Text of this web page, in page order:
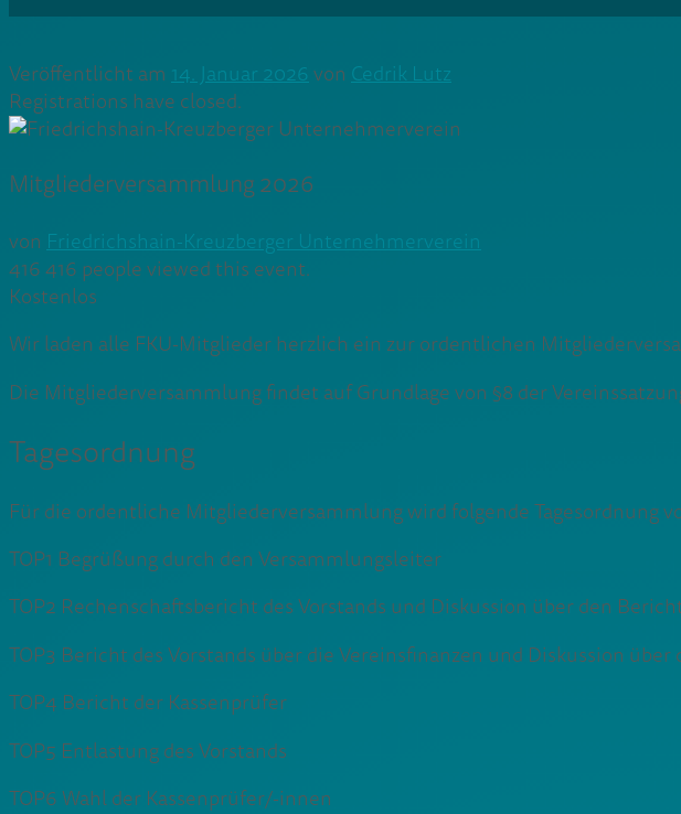
Veröffentlicht am 14. Januar 2026 von Cedrik Lutz
Registrations have closed.
Mitgliederversammlung 2026
von Friedrichshain-Kreuzberger Unternehmerverein
416 416 people viewed this event.
Kostenlos
Wir laden alle FKU-Mitglieder herzlich ein zur ordentlichen
Die Mitgliederversammlung findet auf Grundlage von §8 der
Tagesordnung
Für die ordentliche Mitgliederversammlung wird folgende Tagesordnung
TOP1 Begrüßung durch den Versammlungsleiter
TOP2 Rechenschaftsbericht des Vorstands und Diskussion über den
TOP3 Bericht des Vorstands über die Vereinsfinanzen und Diskussion
TOP4 Bericht der Kassenprüfer
TOP5 Entlastung des Vorstands
TOP6 Wahl der Kassenprüfer/-innen